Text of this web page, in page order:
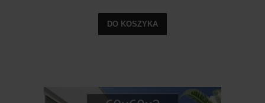
DO KOSZYKA